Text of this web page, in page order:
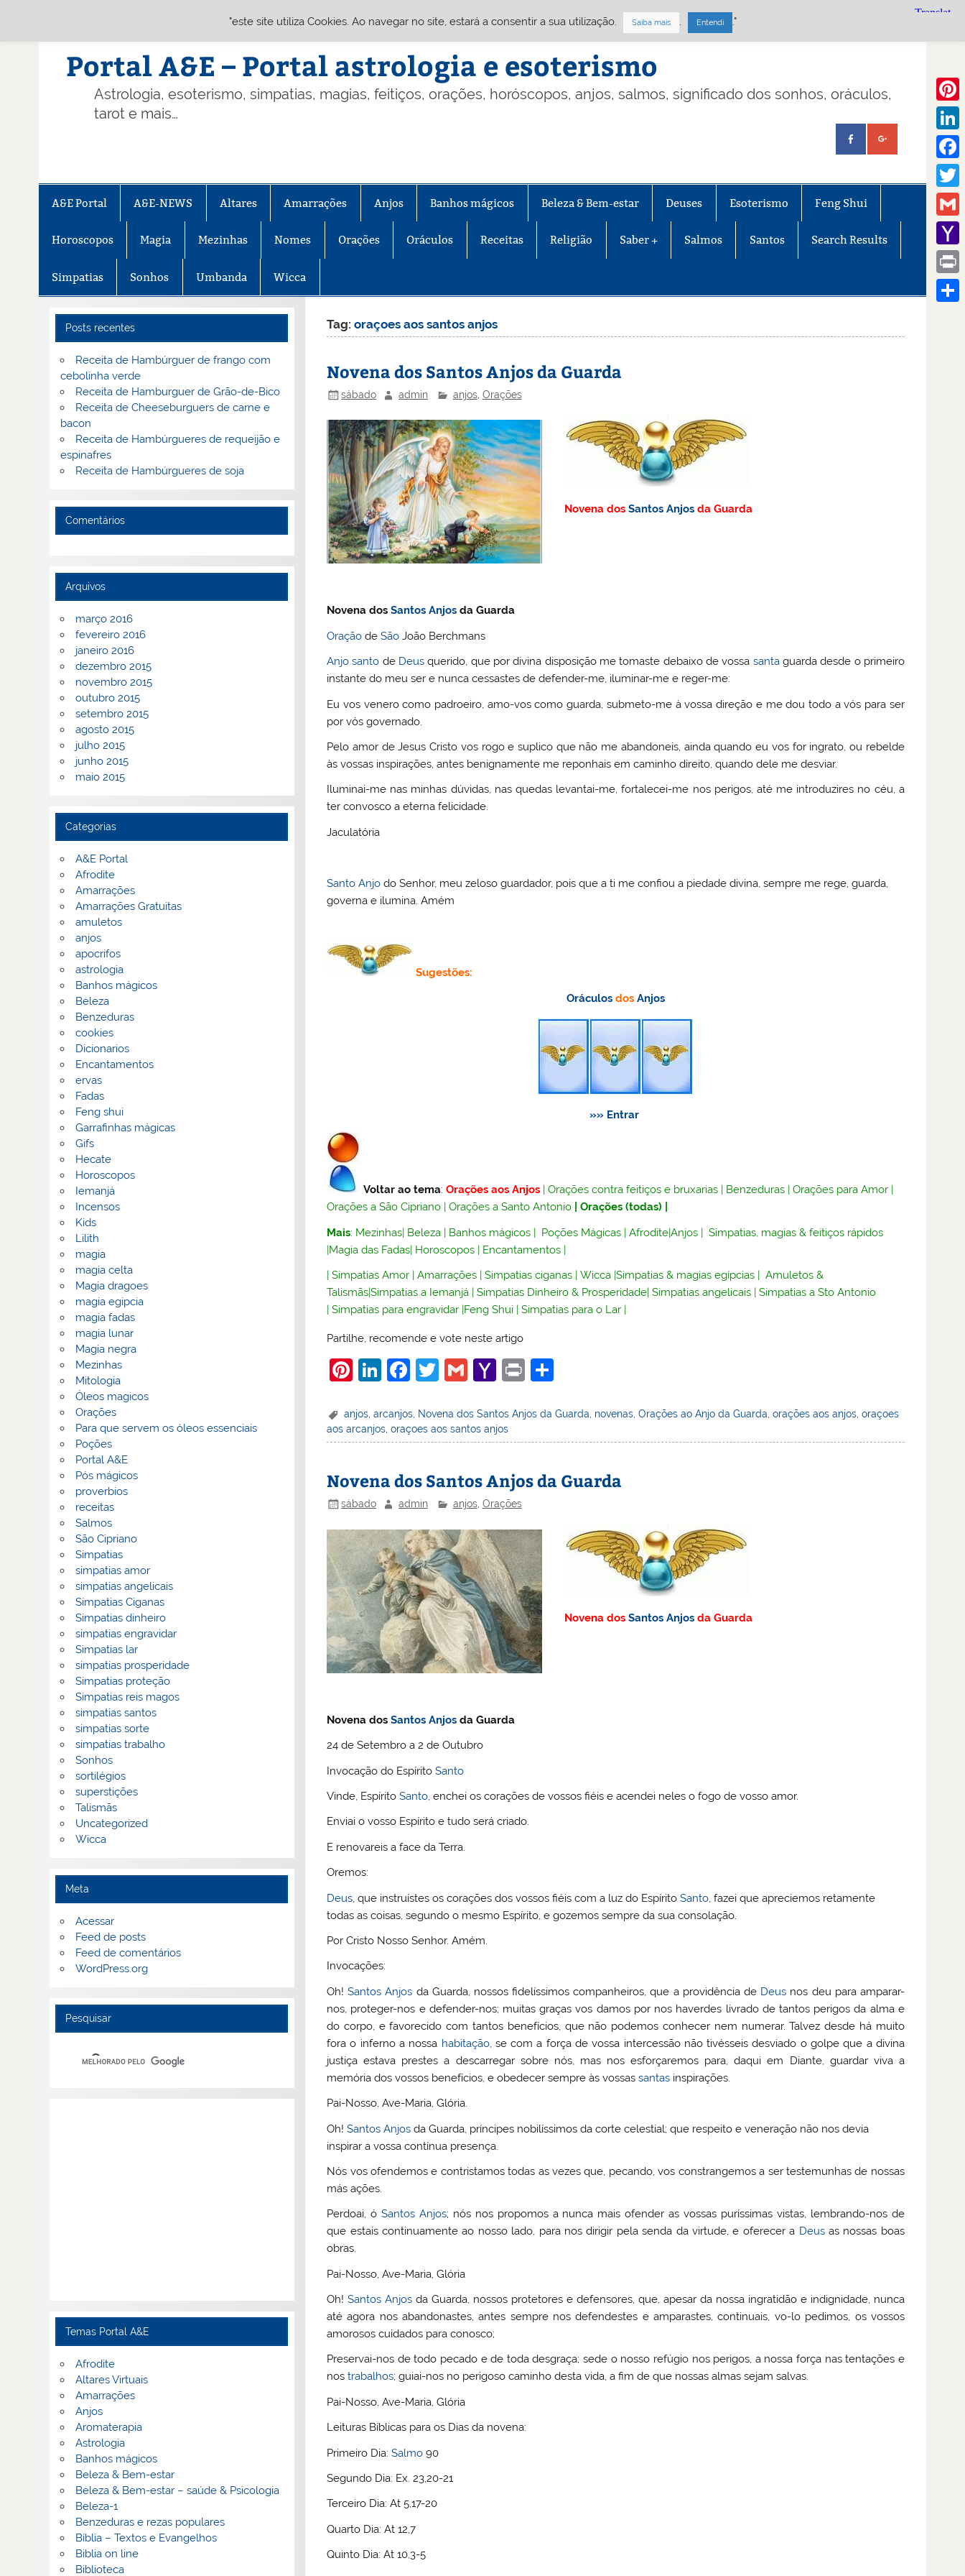
Portal A&E – Portal astrologia e esoterismo
Astrologia, esoterismo, simpatias, magias, feitiços, orações, horóscopos, anjos, salmos, significado dos sonhos, oráculos,
tarot e mais…
A&E Portal A&E-NEWS Altares Amarrações Anjos Banhos mágicos Beleza & Bem-estar Deuses Esoterismo Feng Shui
Horoscopos Magia Mezinhas Nomes Orações Oráculos Receitas Religião Saber + Salmos Santos Search Results
Simpatias Sonhos Umbanda Wicca
Tag:oraçoes aos santos anjos
Novena dos Santos Anjos da Guarda
sábado admin anjos, Orações
Novena dos Santos Anjosda Guarda
Novena dosSantos Anjos da Guarda
Oração deSão João Berchmans
Anjo santo de Deus querido, que por divina disposição me tomaste debaixo de vossa santaguarda desde o primeiro
instante do meu ser e nunca cessastes de defender-me, iluminar-me e reger-me:
Eu vos venero como padroeiro, amo-vos como guarda, submeto-me à vossa direção e me dou todo a vós para ser
por vós governado.
Pelo amor de Jesus Cristo vos rogo e suplico que não me abandoneis, ainda quando eu vos for ingrato, ou rebelde
às vossas inspirações, antes benignamente me reponhais em caminho direito, quando dele me desviar.
Iluminai-me nas minhas dúvidas, nas quedas levantai-me, fortalecei-me nos perigos, até me introduzires no céu, a
ter convosco a eterna felicidade.
Jaculatória
Santo Anjo do Senhor, meu zeloso guardador, pois que a ti me confiou a piedade divina, sempre me rege, guarda,
governa e ilumina. Amém
Sugestões:
Oráculosdos Anjos
»» Entrar
Voltar ao tema: Orações aos Anjos |Orações contra feitiços e bruxarias Benzeduras |Orações para Amor
Orações a São Cipriano |Orações a Santo Antonio |Orações (todas)
Mais: Mezinhas| Beleza | Banhos mágicos | Poções Mágicas |Afrodite|Anjos |Simpatias, magias & feitiços rápidos
|Magia das Fadas| Horoscopos | Encantamentos |
|Simpatias Amor |Amarrações |Simpatias ciganas |Wicca |Simpatias & magias egípcias |Amuletos &
Talismãs|Simpatias a Iemanjá |Simpatias Dinheiro & Prosperidade|Simpatias angelicais |Simpatias a Sto Antonio
|Simpatias para engravidar |Feng Shui |Simpatias para o Lar |
Partilhe, recomende e vote neste artigo
Pi
er
e
Li
k
e
n
F
c
e
o
o
k
T
itt
er
G
ai
l
Y
h
o
M
ai
l
Pr
t
ar
e
anjos ,arcanjos Novena dos Santos Anjos da Guarda novenas ,Orações ao Anjo da Guarda ,orações aos anjos ,oraçoes
aos arcanjos,oraçoes aos santos anjos
Novena dos Santos Anjos da Guarda
sábado admin anjos, Orações
Novena dos Santos Anjosda Guarda
Novena dosSantos Anjos da Guarda
24 de Setembro a 2 de Outubro
Invocação do EspíritoSanto
Vinde, EspíritoSanto, enchei os corações de vossos fiéis e acendei neles o fogo de vosso amor.
Enviai o vosso Espírito e tudo será criado.
E renovareis a face da Terra.
Oremos:
Deus , que instruístes os corações dos vossos fiéis com a luz do EspíritoSanto , fazei que apreciemos retamente
todas as coisas, segundo o mesmo Espírito, e gozemos sempre da sua consolação.
Por Cristo Nosso Senhor. Amém.
Invocações:
Oh!Santos Anjos da Guarda, nossos fidelíssimos companheiros, que a providência de Deus nos deu para amparar-
nos, proteger-nos e defender-nos; muitas graças vos damos por nos haverdes livrado de tantos perigos da alma e
do corpo, e favorecido com tantos benefícios, que não podemos conhecer nem numerar. Talvez desde há muito
fora o inferno a nossa habitação, se com a força de vossa intercessão não tivésseis desviado o golpe que a divina
justiça estava prestes a descarregar sobre nós, mas nos esforçaremos para, daqui em Diante, guardar viva a
memória dos vossos benefícios, e obedecer sempre às vossassantas inspirações.
Pai-Nosso, Ave-Maria, Glória.
Oh!Santos Anjos da Guarda, príncipes nobilíssimos da corte celestial; que respeito e veneração não nos devia
inspirar a vossa contínua presença.
Nós vos ofendemos e contristamos todas as vezes que, pecando, vos constrangemos a ser testemunhas de nossas
más ações.
Perdoai, ó Santos Anjos; nós nos propomos a nunca mais ofender as vossas puríssimas vistas, lembrando-nos de
que estais continuamente ao nosso lado, para nos dirigir pela senda da virtude, e oferecer a Deusas nossas boas
obras.
Pai-Nosso, Ave-Maria, Glória
Oh!Santos Anjos da Guarda, nossos protetores e defensores, que, apesar da nossa ingratidão e indignidade, nunca
até agora nos abandonastes, antes sempre nos defendestes e amparastes, continuais, vo-lo pedimos, os vossos
amorosos cuidados para conosco;
Preservai-nos de todo pecado e de toda desgraça; sede o nosso refúgio nos perigos, a nossa força nas tentações e
nostrabalhos; guiai-nos no perigoso caminho desta vida, a fim de que nossas almas sejam salvas.
Pai-Nosso, Ave-Maria, Glória
Leituras Bíblicas para os Dias da novena:
Primeiro Dia:Salmo 90
Segundo Dia: Ex. 23,20-21
Terceiro Dia: At 5,17-20
Quarto Dia: At 12,7
Quinto Dia: At 10,3-5
Posts recentes
Receita de Hambúrguer de frango com
cebolinha verde
Receita de Hamburguer de Grão-de-Bico
Receita de Cheeseburguers de carne e
bacon
Receita de Hambúrgueres de requeijão e
espinafres
Receita de Hambúrgueres de soja
Comentários
Arquivos
março 2016
fevereiro 2016
janeiro 2016
dezembro 2015
novembro 2015
outubro 2015
setembro 2015
agosto 2015
julho 2015
junho 2015
maio 2015
Categorias
A&E Portal
Afrodite
Amarrações
Amarrações Gratuitas
amuletos
anjos
apocrifos
astrologia
Banhos mágicos
Beleza
Benzeduras
cookies
Dicionarios
Encantamentos
ervas
Fadas
Feng shui
Garrafinhas mágicas
Gifs
Hecate
Horoscopos
Iemanjá
Incensos
Kids
Lilith
magia
magia celta
Magia dragoes
magia egipcia
magia fadas
magia lunar
Magia negra
Mezinhas
Mitologia
Óleos magicos
Orações
Para que servem os óleos essenciais
Poções
Portal A&E
Pós mágicos
proverbios
receitas
Salmos
São Cipriano
Simpatias
simpatias amor
simpatias angelicais
Simpatias Ciganas
Simpatias dinheiro
simpatias engravidar
Simpatias lar
simpatias prosperidade
Simpatias proteção
Simpatias reis magos
simpatias santos
simpatias sorte
simpatias trabalho
Sonhos
sortilégios
superstições
Talismãs
Uncategorized
Wicca
Meta
Acessar
Feed de posts
Feed de comentários
WordPress.org
Pesquisar
Temas Portal A&E
Afrodite
Altares Virtuais
Amarrações
Anjos
Aromaterapia
Astrologia
Banhos mágicos
Beleza & Bem-estar
Beleza & Bem-estar – saúde & Psicologia
Beleza-1
Benzeduras e rezas populares
Bíblia – Textos e Evangelhos
Biblia on line
Biblioteca
Gmail
Mail
Print
"este site utiliza Cookies. Ao navegar no site, estará a consentir a sua utilização. Saiba mais . Entendi ."